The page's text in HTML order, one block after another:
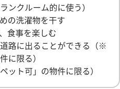
クルーム的に使う）
の洗濯物を干す
食事を楽しむ
路に出ることができる（※
に限る）
ト可」の物件に限る）